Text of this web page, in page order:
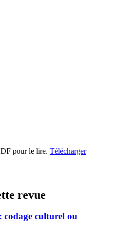
pour le lire. Télécharger
revue
culturel ou